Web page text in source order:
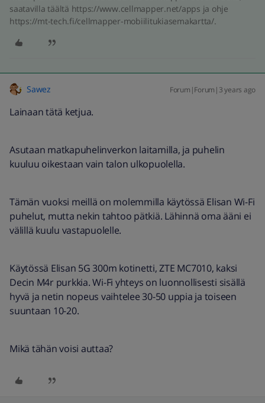
saatavilla täältä https://www.cellmapper.net/apps ja ohje
https://mt-tech.fi/cellmapper-mobiilitukiasemakartta/.
Sawez Forum|Forum|3 years ago
Lainaan tätä ketjua.
Asutaan matkapuhelinverkon laitamilla, ja puhelin
kuuluu oikestaan vain talon ulkopuolella.
Tämän vuoksi meillä on molemmilla käytössä Elisan Wi-Fi
puhelut, mutta nekin tahtoo pätkiä. Lähinnä oma ääni ei
välillä kuulu vastapuolelle.
Käytössä Elisan 5G 300m kotinetti, ZTE MC7010, kaksi
Decin M4r purkkia. Wi-Fi yhteys on luonnollisesti sisällä
hyvä ja netin nopeus vaihtelee 30-50 uppia ja toiseen
suuntaan 10-20.
Mikä tähän voisi auttaa?